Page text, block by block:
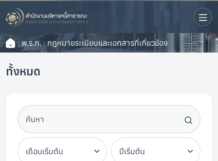
พ.ร.ก. กฎหมายระเบียบและเอกสารที่เกี่ยวข้อง
ทั้งหมด